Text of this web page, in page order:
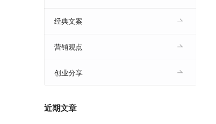
经典文案
营销观点
创业分享
近期文章